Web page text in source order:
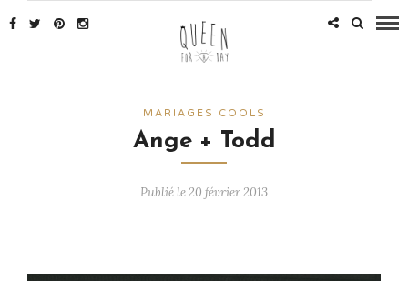
MARIAGES COOLS
Ange + Todd
Publié le 20 février 2013